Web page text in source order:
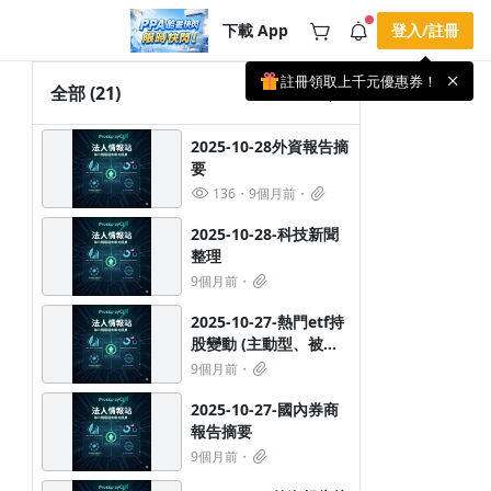
下載 App
APP 領取獎勵，隨時吸收新知識
手機掃描下載
🌞 PPA 避暑津貼．冷氣房升級｜
期間快閃活動
🥵 酷暑限時快閃｜單筆滿 NT$2,500 現
折 NT$300、再贈最高 2% 點數回饋！
🚀 酷暑來襲．偷偷在冷氣房升級 📈
⭐️ 【冷氣房進修 限時開跑】◾單筆滿
NT$2,500 現折 NT$300◾活動期間：即
日起 - 8/13（只有一週）-📣 酷暑季好康
\ 再加碼 /→ 點數回饋無上限🔥購買任一
課程 or 訂閱✅ 消費即享回饋 1% 點數
✅ 滿 $5,000 回饋 2% 點數🎁 此為 PPA
官方帳號 Line@ 專屬活動，加入好友👉
享有「渠道專屬活動」及「個人化推
播」！
2 天前
查看全部
登入/註冊
註冊領取上千元優惠券！
全部(21)
2025-10-28外資報告摘
要
136 9個月前
2025-10-28-科技新聞
整理
9個月前
2025-10-27-熱門etf持
股變動 (主動型、被動
型ETF都有喔)
9個月前
2025-10-27-國內券商
報告摘要
9個月前